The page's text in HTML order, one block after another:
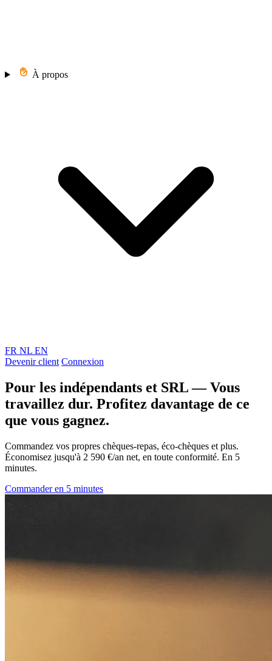
À propos
FR NL EN
Devenir client Connexion
Pour les indépendants et SRL —Vous
travaillez dur. Profitez davantage de ce
que vous gagnez.
Commandez vos propres chèques-repas, éco-chèques et plus.
Économisez jusqu'à 2 590 €/an net, en toute conformité. En 5
minutes.
Commander en 5 minutes